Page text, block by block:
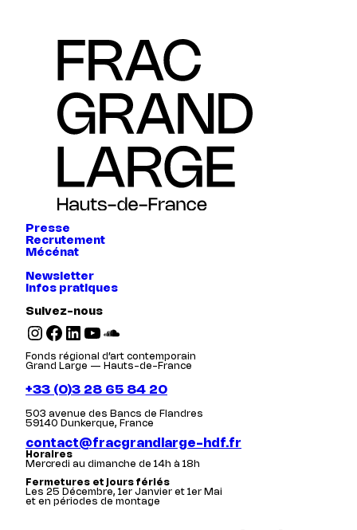
Presse
Recrutement
Mécénat
Newsletter
Infos pratiques
Suivez-nous
Instagram Facebook LinkedIn YouTube SoundCloud
Fonds régional d’art contemporain
Grand Large — Hauts-de-France
+33 (0)3 28 65 84 20
503 avenue des Bancs de Flandres
59140 Dunkerque, France
contact@fracgrandlarge-hdf.fr
Horaires
Mercredi au dimanche de 14h à 18h
Fermetures et jours fériés
Les 25 Décembre, 1er Janvier et 1er Mai
et en périodes de montage